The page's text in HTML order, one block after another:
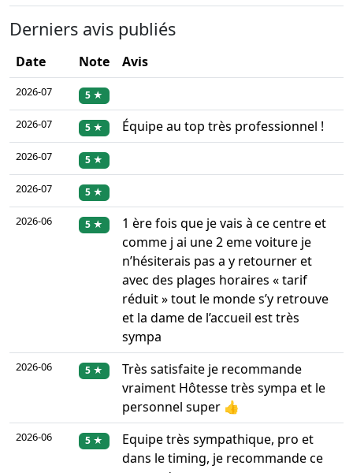
Derniers avis publiés
Date Note Avis
2026-07 5 ★
2026-07 5 ★ Équipe au top très professionnel !
2026-07 5 ★
2026-07 5 ★
2026-06 5 ★
1 ère fois que je vais à ce centre et
comme j ai une 2 eme voiture je
n’hésiterais pas a y retourner et
avec des plages horaires « tarif
réduit » tout le monde s’y retrouve
et la dame de l’accueil est très
sympa
2026-06 5 ★
Très satisfaite je recommande
vraiment Hôtesse très sympa et le
personnel super 👍
2026-06 5 ★
Equipe très sympathique, pro et
dans le timing, je recommande ce